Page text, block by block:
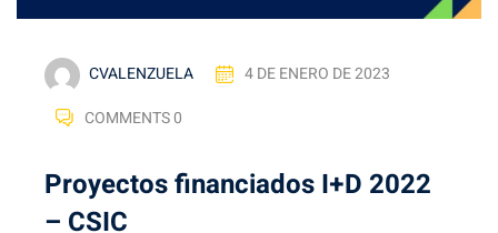
CVALENZUELA
4 DE ENERO DE 2023
COMMENTS 0
Proyectos financiados I+D 2022
– CSIC